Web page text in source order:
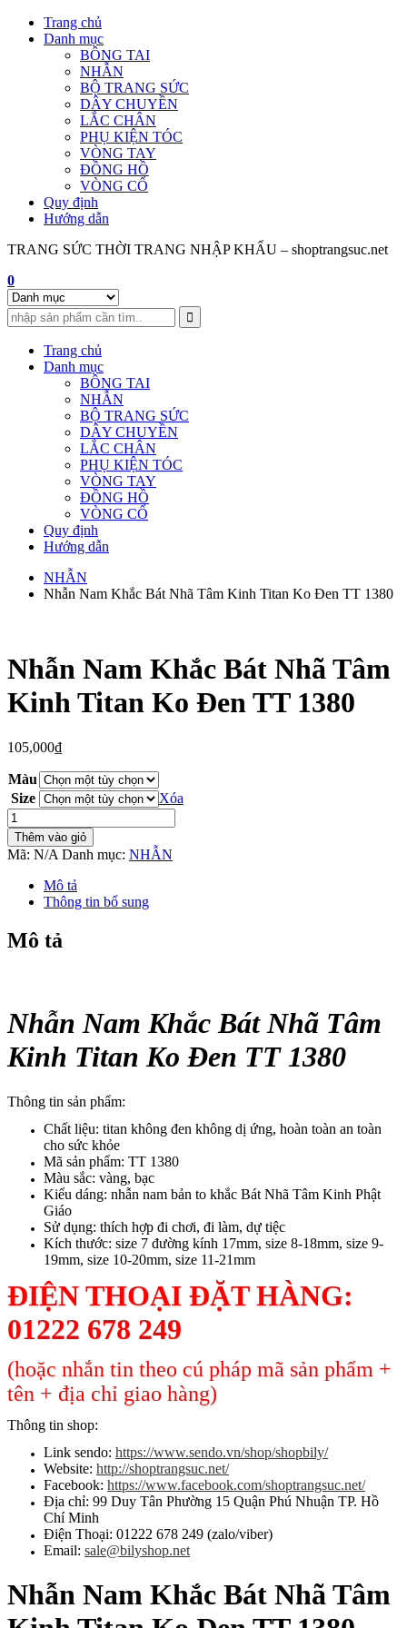
Skip
Trang chủ
Danh mục
BÔNG TAI
NHẪN
BỘ TRANG SỨC
DÂY CHUYỀN
LẮC CHÂN
PHỤ KIỆN TÓC
VÒNG TAY
ĐỒNG HỒ
VÒNG CỔ
Quy định
Hướng dẫn
TRANG SỨC THỜI TRANG NHẬP KHẨU – shoptrangsuc.net
0
Trang chủ
Danh mục
BÔNG TAI
NHẪN
BỘ TRANG SỨC
DÂY CHUYỀN
LẮC CHÂN
PHỤ KIỆN TÓC
VÒNG TAY
ĐỒNG HỒ
VÒNG CỔ
Quy định
Hướng dẫn
NHẪN
Nhẫn Nam Khắc Bát Nhã Tâm Kinh Titan Ko Đen TT 1380
Nhẫn Nam Khắc Bát Nhã Tâm
Kinh Titan Ko Đen TT 1380
105,000₫
Màu
Size
Xóa
Nhẫn
Nam
Khắc
Bát
Nhã
Tâm
Titan
Ko
số
lượng
Thêm vào giỏ
Mã: N/A Danh mục: NHẪN
Mô tả
Thông tin bổ sung
Mô tả
Nhẫn Nam Khắc Bát Nhã Tâm
Kinh Titan Ko Đen TT 1380
Thông tin sản phẩm:
Chất liệu: titan không đen không dị ứng, hoàn toàn an toàn
cho sức khỏe
Mã sản phẩm: TT 1380
Màu sắc: vàng, bạc
Kiểu dáng: nhẫn nam bản to khắc Bát Nhã Tâm Kinh Phật
Giáo
Sử dụng: thích hợp đi chơi, đi làm, dự tiệc
Kích thước: size 7 đường kính 17mm, size 8-18mm, size 9-
19mm, size 10-20mm, size 11-21mm
ĐIỆN THOẠI ĐẶT HÀNG:
01222 678 249
(hoặc nhắn tin theo cú pháp mã sản phẩm +
tên + địa chỉ giao hàng)
Thông tin shop:
Link sendo: https://www.sendo.vn/shop/shopbily/
Website: http://shoptrangsuc.net/
Facebook: https://www.facebook.com/shoptrangsuc.net/
Địa chỉ: 99 Duy Tân Phường 15 Quận Phú Nhuận TP. Hồ
Chí Minh
Điện Thoại: 01222 678 249 (zalo/viber)
Email: sale@bilyshop.net
Nhẫn Nam Khắc Bát Nhã Tâm